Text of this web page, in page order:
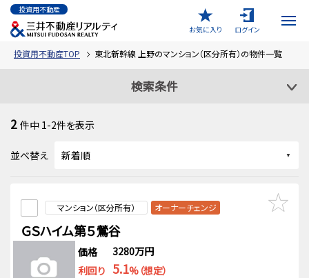
投資用不動産
お気に入り
ログイン
投資用不動産TOP 東北新幹線 上野のマンション（区分所有）の物件一覧
検索条件
2 件中 1-2件を表示
並べ替え
マンション（区分所有） オーナーチェンジ
ＧＳハイム第５鶯谷
価格
3280万円
利回り 5.1%（想定）